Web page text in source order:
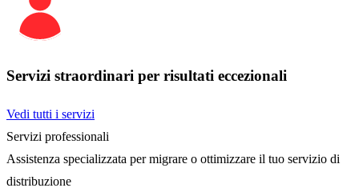
Servizi straordinari per risultati eccezionali
Vedi tutti i servizi
Servizi professionali
Assistenza specializzata per migrare o ottimizzare il tuo servizio di
distribuzione